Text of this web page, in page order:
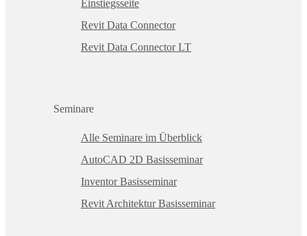
Einstiegsseite
Revit Data Connector
Revit Data Connector LT
Seminare
Alle Seminare im Überblick
AutoCAD 2D Basisseminar
Inventor Basisseminar
Revit Architektur Basisseminar